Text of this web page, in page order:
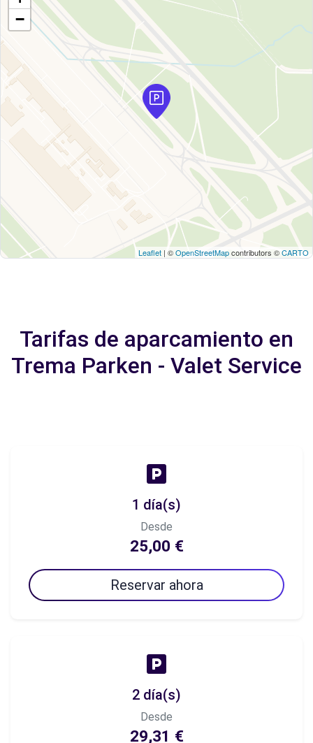
−
Leaflet | ©OpenStreetMapcontributors ©CARTO
Tarifas de aparcamiento en
Trema Parken - Valet Service
1 día(s)
Desde
25,00 €
Reservar ahora
2 día(s)
Desde
29,31 €